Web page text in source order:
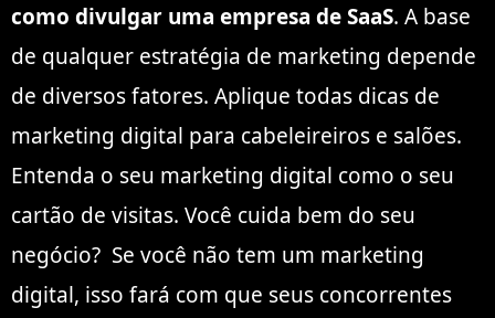
como divulgar uma empresa de SaaS. A base
de qualquer estratégia de marketing depende
de diversos fatores. Aplique todas dicas de
marketing digital para cabeleireiros e salões.
Entenda o seu marketing digital como o seu
cartão de visitas. Você cuida bem do seu
negócio? Se você não tem um marketing
digital, isso fará com que seus concorrentes